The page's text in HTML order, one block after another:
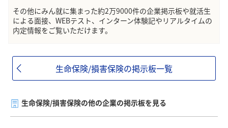
その他にみん就に集まった約2万9000件の企業掲示板や就活生
による面接、WEBテスト、インターン体験記やリアルタイムの
内定情報をご覧いただけます。
生命保険/損害保険の掲示板一覧
生命保険/損害保険の他の企業の掲示板を見る